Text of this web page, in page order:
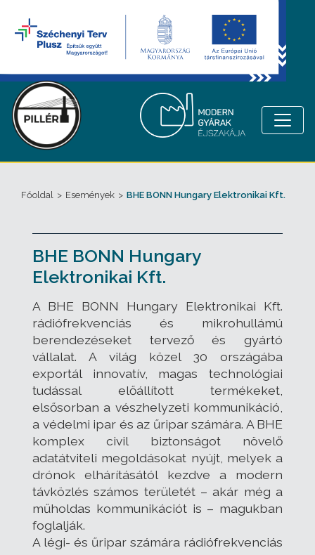
Főoldal > Események > BHE BONN Hungary Elektronikai Kft.
BHE BONN Hungary
Elektronikai Kft.
A BHE BONN Hungary Elektronikai Kft.
rádiófrekvenciás és mikrohullámú
berendezéseket tervező és gyártó
vállalat. A világ közel 30 országába
exportál innovatív, magas technológiai
tudással előállított termékeket,
elsősorban a vészhelyzeti kommunikáció,
a védelmi ipar és az űripar számára. A BHE
komplex civil biztonságot növelő
adatátviteli megoldásokat nyújt, melyek a
drónok elhárításától kezdve a modern
távközlés számos területét – akár még a
műholdas kommunikációt is – magukban
foglalják.
A légi- és űripar számára rádiófrekvenciás